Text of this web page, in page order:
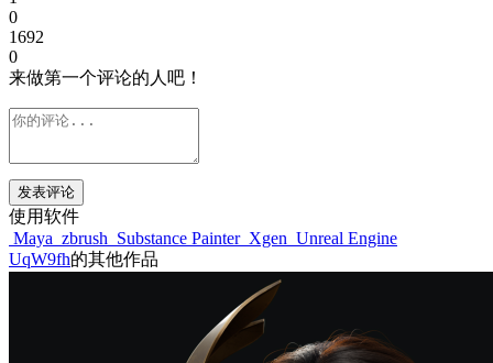
0
1692
0
来做第一个评论的人吧！
发表评论
使用软件
Maya zbrush Substance Painter Xgen Unreal Engine
UqW9fh的其他作品